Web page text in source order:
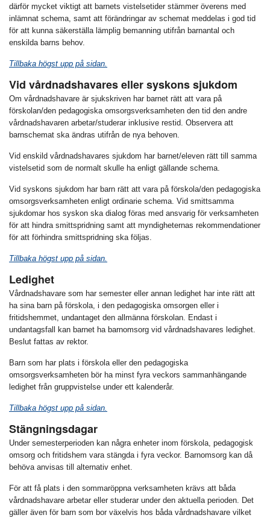
därför mycket viktigt att barnets vistelsetider stämmer överens med
inlämnat schema, samt att förändringar av schemat meddelas i god tid
för att kunna säkerställa lämplig bemanning utifrån barnantal och
enskilda barns behov.
Tillbaka högst upp på sidan.
Vid vårdnadshavares eller syskons sjukdom
Om vårdnadshavare är sjukskriven har barnet rätt att vara på
förskolan/den pedagogiska omsorgsverksamheten den tid den andre
vårdnadshavaren arbetar/studerar inklusive restid. Observera att
barnschemat ska ändras utifrån de nya behoven.
Vid enskild vårdnadshavares sjukdom har barnet/eleven rätt till samma
vistelsetid som de normalt skulle ha enligt gällande schema.
Vid syskons sjukdom har barn rätt att vara på förskola/den pedagogiska
omsorgsverksamheten enligt ordinarie schema. Vid smittsamma
sjukdomar hos syskon ska dialog föras med ansvarig för verksamheten
för att hindra smittspridning samt att myndigheternas rekommendationer
för att förhindra smittspridning ska följas.
Tillbaka högst upp på sidan.
Ledighet
Vårdnadshavare som har semester eller annan ledighet har inte rätt att
ha sina barn på förskola, i den pedagogiska omsorgen eller i
fritidshemmet, undantaget den allmänna förskolan. Endast i
undantagsfall kan barnet ha barnomsorg vid vårdnadshavares ledighet.
Beslut fattas av rektor.
Barn som har plats i förskola eller den pedagogiska
omsorgsverksamheten bör ha minst fyra veckors sammanhängande
ledighet från gruppvistelse under ett kalenderår.
Tillbaka högst upp på sidan.
Stängningsdagar
Under semesterperioden kan några enheter inom förskola, pedagogisk
omsorg och fritidshem vara stängda i fyra veckor. Barnomsorg kan då
behöva anvisas till alternativ enhet.
För att få plats i den sommaröppna verksamheten krävs att båda
vårdnadshavare arbetar eller studerar under den aktuella perioden. Det
gäller även för barn som bor växelvis hos båda vårdnadshavare vilket